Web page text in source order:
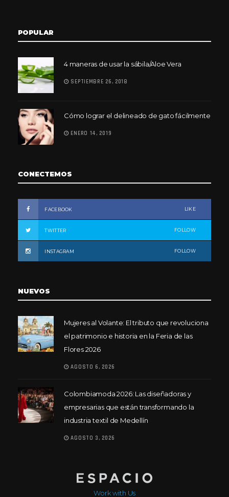
POPULAR
4 maneras de usar la sábila/Aloe Vera
SEPTIEMBRE 26, 2018
Cómo lograr el delineado de gato fácilmente
ENERO 14, 2019
CONECTEMOS
FACEBOOK LIKE
TWITTER FOLLOW
INSTAGRAM FOLLOW
NUEVOS
Mujeres al Volante: El tributo que revoluciona
el patrimonio e historia en la Feria de las
Flores 2026
AGOSTO 6, 2026
Colombiamoda 2026: Las diseñadoras y
empresarias que están transformando la
industria textil de Medellín
AGOSTO 3, 2026
Work with Us